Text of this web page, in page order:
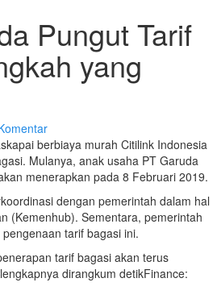
Pungut Tarif
yang
berbiaya murah Citilink Indonesia
Mulanya, anak usaha PT Garuda
menerapkan pada 8 Februari 2019.
dengan pemerintah dalam hal
(Kemenhub). Sementara, pemerintah
tarif bagasi ini.
tarif bagasi akan terus
dirangkum detikFinance: